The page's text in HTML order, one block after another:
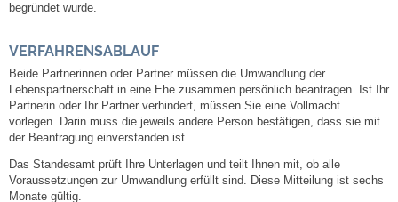
Fahrplanauskünfte
Abfall-Infos
Ortsplan
Bildergalerie
Rund um den Wein
begründet wurde.
VERFAHRENSABLAUF
Beide Partnerinnen oder Partner müssen die Umwandlung der
Lebenspartnerschaft in eine Ehe zusammen persönlich beantragen.
Ist Ihr
Partnerin oder Ihr Partner verhindert, müssen Sie eine Vollmacht
vorlegen. Darin muss die jeweils andere Person bestätigen, dass sie mit
der Beantragung einverstanden ist.
Das Standesamt prüft Ihre Unterlagen und teilt Ihnen mit, ob alle
Voraussetzungen zur Umwandlung erfüllt sind. Diese Mitteilung ist sechs
Monate gültig.